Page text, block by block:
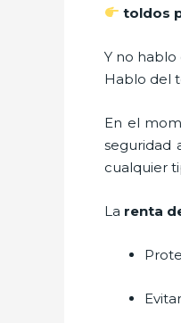
toldos
Y no
Hablo del
En el
seguridad
cualquier
La renta